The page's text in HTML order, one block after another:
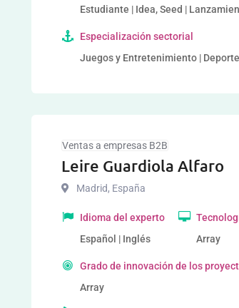
Estudiante | Idea, Seed |
Especialización sectorial
Juegos y Entretenimiento |
Ventas a empresas B2B
Leire Guardiola Alfaro
Madrid, España
Idioma del experto
Español | Inglés
Array
Grado de innovación de los
Array